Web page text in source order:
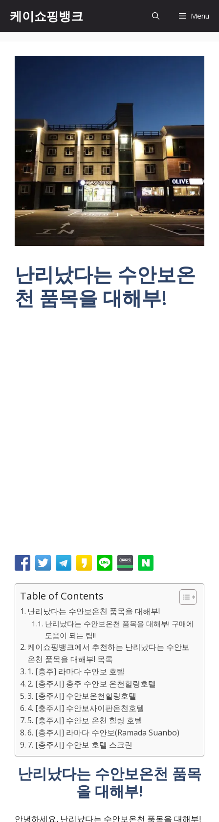
content
케이쇼핑뱅크 Menu
난리났다는 수안보온
천 품목을 대해부!
Table of Contents
난리났다는 수안보온천 품목을 대해부!
난리났다는 수안보온천 품목을 대해부! 구매에
도움이 되는 팁!!
케이쇼핑뱅크에서 추천하는 난리났다는 수안보
온천 품목을 대해부! 목록
1. [충주] 라마다 수안보 호텔
2. [충주시] 충주 수안보 온천힐링호텔
3. [충주시] 수안보온천힐링호텔
4. [충주시] 수안보사이판온천호텔
5. [충주시] 수안보 온천 힐링 호텔
6. [충주시] 라마다 수안보(Ramada Suanbo)
7. [충주시] 수안보 호텔 스크린
난리났다는 수안보온천 품목
을 대해부!
안녕하세요. 난리났다는 수안보온천 품목을 대해부!